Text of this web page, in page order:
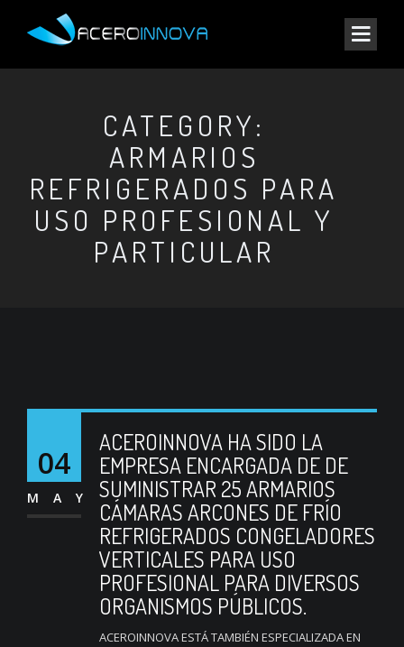
CATEGORY:
ARMARIOS
REFRIGERADOS PARA
USO PROFESIONAL Y
PARTICULAR
04
MAY
ACEROINNOVA HA SIDO LA
EMPRESA ENCARGADA DE DE
SUMINISTRAR 25 ARMARIOS
CÁMARAS ARCONES DE FRÍO
REFRIGERADOS CONGELADORES
VERTICALES PARA USO
PROFESIONAL PARA DIVERSOS
ORGANISMOS PÚBLICOS.
ACEROINNOVA ESTÁ TAMBIÉN ESPECIALIZADA EN